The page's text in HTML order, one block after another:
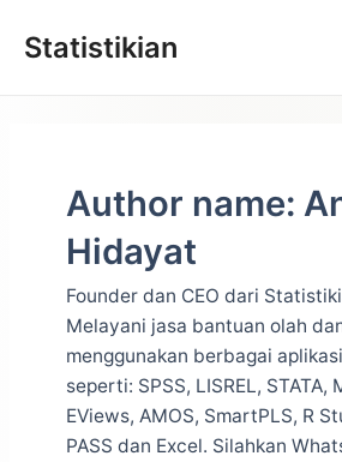
Statistikian
Author name:
Hidayat
Founder dan CEO dari
Melayani jasa bantuan olah
menggunakan berbagai
seperti: SPSS, LISREL, STATA,
EViews, AMOS, SmartPLS, R
PASS dan Excel. Silahkan